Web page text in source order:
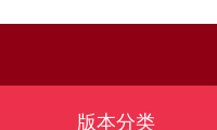
版本分类